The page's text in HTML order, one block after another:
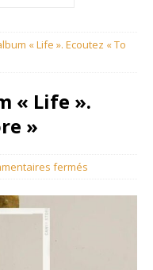
« Life ». Ecoutez « To
« Life ».
»
fermés